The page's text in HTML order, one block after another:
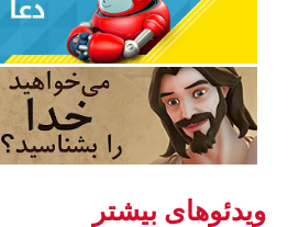
مهم است که آنچه او به ما
نماییم. والدین و یا کشیش شما
هدایت خدا را برای زندگی خود
بیاموزید که صدای خدا را
خواهد شد -- و این سفری است
روح‌القدس.
ویدئوهای بیشتر